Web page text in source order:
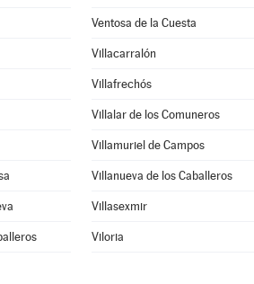
Ventosa de la Cuesta
Villacarralón
Villafrechós
Villalar de los Comuneros
Villamuriel de Campos
Villanueva de los Caballeros
Villasexmir
Viloria